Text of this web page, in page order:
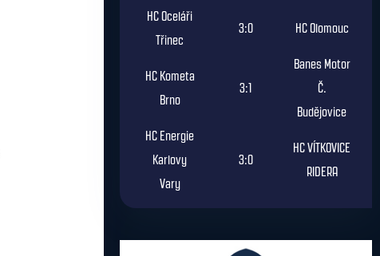
HC Oceláři
Třinec
3:0 HC Olomouc
HC Kometa
Brno
3:1
Banes Motor
Č.
Budějovice
HC Energie
Karlovy
Vary
3:0
HC VÍTKOVICE
RIDERA